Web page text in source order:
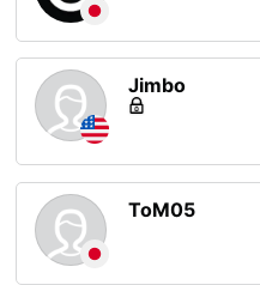
Jimbo
ToM05